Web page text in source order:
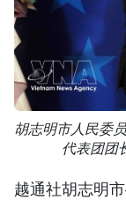
胡志明市人民委
代表团团
越通社胡志明